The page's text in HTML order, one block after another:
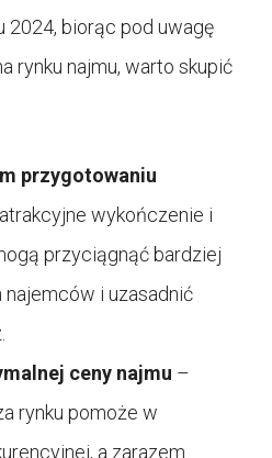
2024, biorąc pod uwagę
rynku najmu, warto skupić
przygotowaniu
wykończenie i
przyciągnąć bardziej
i uzasadnić
ceny najmu –
rynku pomoże w
a zarazem